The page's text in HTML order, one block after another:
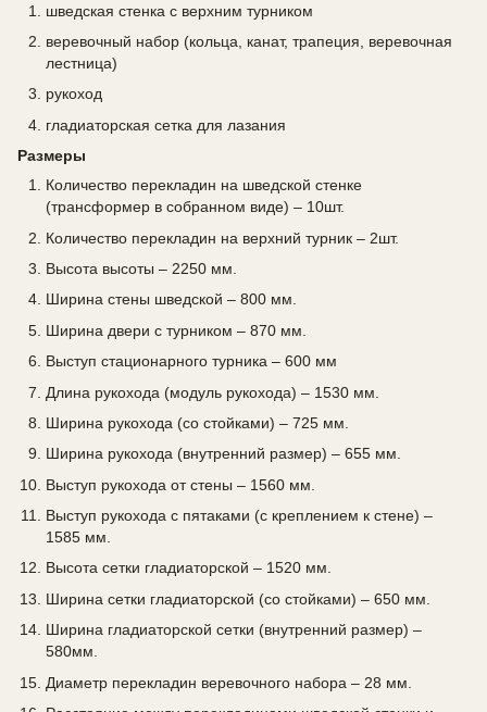
шведская стенка с верхним турником
веревочный набор (кольца, канат, трапеция, веревочная
лестница)
рукоход
гладиаторская сетка для лазания
Размеры
Количество перекладин на шведской стенке
(трансформер в собранном виде) – 10шт.
Количество перекладин на верхний турник – 2шт.
Высота высоты – 2250 мм.
Ширина стены шведской – 800 мм.
Ширина двери с турником – 870 мм.
Выступ стационарного турника – 600 мм
Длина рукохода (модуль рукохода) – 1530 мм.
Ширина рукохода (со стойками) – 725 мм.
Ширина рукохода (внутренний размер) – 655 мм.
Выступ рукохода от стены – 1560 мм.
Выступ рукохода с пятаками (с креплением к стене) –
1585 мм.
Высота сетки гладиаторской – 1520 мм.
Ширина сетки гладиаторской (со стойками) – 650 мм.
Ширина гладиаторской сетки (внутренний размер) –
580мм.
Диаметр перекладин веревочного набора – 28 мм.